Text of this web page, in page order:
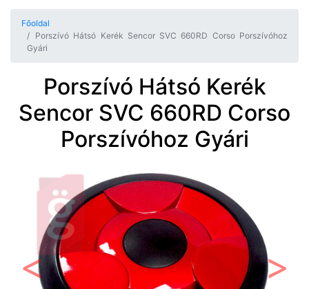
Főoldal
Porszívó Hátsó Kerék Sencor SVC 660RD Corso Porszívóhoz
Gyári
Porszívó Hátsó Kerék
Sencor SVC 660RD Corso
Porszívóhoz Gyári
Előző